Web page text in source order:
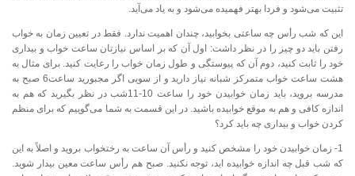
تثبیت می‌شود و فردا بهتر فهمیده می‌شود و به یاد می‌آید.
این که شب رأس چه ساعتی بخوابید، چندان اهمیت ندارد. فقط در تعیین زمان به خواب
رفتن باید دو چیز را در نظر داشت: اول آن که بر اساس نیازتان ساعت خواب و بیداری
خود را ثابت کنید، دوم آن که پیوستگی و طول زمان خواب را رعایت کنید. برای مثال به
هشت ساعت خواب متمرکز شبانه نیاز دارید و از سویی اگر مجبورید ساعت6 صبح به
مدرسه بروید، باید زمان خوابیدن خود را ساعت 10-11شب در نظر بگیرید که هم به
اندازه کافی و هم به موقع خوابیده باشید. در این قسمت به شما می‌گوییم که برای منظم
کردن خواب و بیداری چه باید کرد؟
1- زمان خوابیدن خود را مشخص کنید و رأس آن ساعت به رختخواب بروید و اصلاً به این
که شب قبل چه اندازه خوابیده اید، توجه نکنید. صبح هم رأس ساعت معین بیدار شوید.